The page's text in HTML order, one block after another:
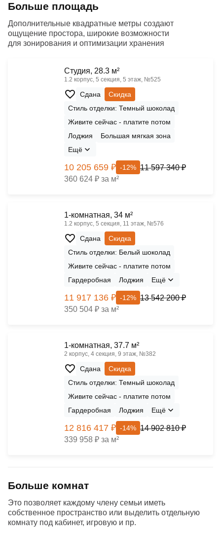
Больше площадь
Дополнительные квадратные метры создают
ощущение простора, широкие возможности
для зонирования и оптимизации хранения
Cтудия, 28.3 м²
1.2 корпус, 5 секция, 5 этаж, №525
Сдана
Скидка
Стиль отделки: Темный шоколад
Живите сейчас - платите потом
Лоджия
Большая мягкая зона
Ещё
10 205 659 ₽ -12% 11 597 340 ₽
360 624 ₽ за м²
1-комнатная, 34 м²
1.2 корпус, 5 секция, 11 этаж, №576
Сдана
Скидка
Стиль отделки: Белый шоколад
Живите сейчас - платите потом
Гардеробная
Лоджия Ещё
11 917 136 ₽ -12% 13 542 200 ₽
350 504 ₽ за м²
1-комнатная, 37.7 м²
2 корпус, 4 секция, 9 этаж, №382
Сдана
Скидка
Стиль отделки: Темный шоколад
Живите сейчас - платите потом
Гардеробная
Лоджия Ещё
12 816 417 ₽ -14% 14 902 810 ₽
339 958 ₽ за м²
Больше комнат
Это позволяет каждому члену семьи иметь
собственное пространство или выделить отдельную
комнату под кабинет, игровую и пр.